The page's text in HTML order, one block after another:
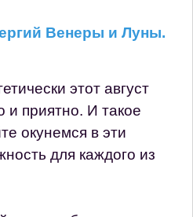
Венеры и Луны.
этот август
и приятно. И такое
окунемся в эти
для каждого из